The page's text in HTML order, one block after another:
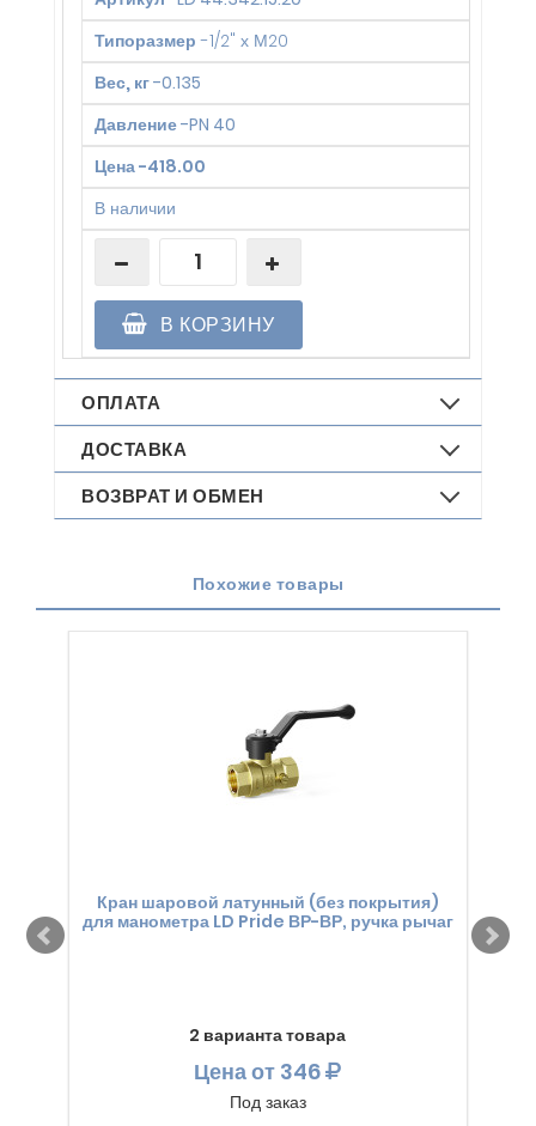
Типоразмер -1/2" х М20
Вес, кг-0.135
Давление-PN 40
Цена-418.00
В наличии
В КОРЗИНУ
ОПЛАТА
ДОСТАВКА
ВОЗВРАТ И ОБМЕН
Похожие товары
Кран шаровой латунный (без покрытия)
для манометра LD Pride ВР-ВР, ручка рычаг
2 варианта товара
Ценаот 346
Под заказ